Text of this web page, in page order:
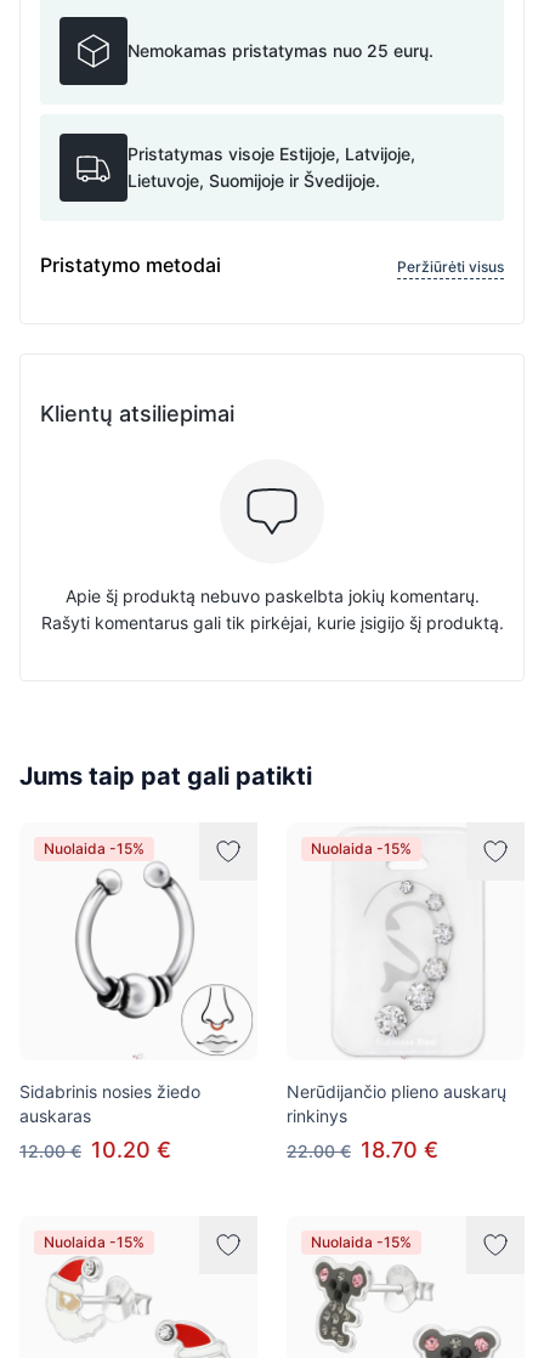
Nemokamas pristatymas nuo 25 eurų.
Pristatymas visoje Estijoje, Latvijoje,
Lietuvoje, Suomijoje ir Švedijoje.
Pristatymo metodai Peržiūrėti visus
Klientų atsiliepimai
Apie šį produktą nebuvo paskelbta jokių komentarų.
Rašyti komentarus gali tik pirkėjai, kurie įsigijo šį produktą.
Jums taip pat gali patikti
Nuolaida -15%
Sidabrinis nosies žiedo
auskaras
12.00 € 10.20 €
Nuolaida -15%
Nerūdijančio plieno auskarų
rinkinys
22.00 € 18.70 €
Nuolaida -15% Nuolaida -15%